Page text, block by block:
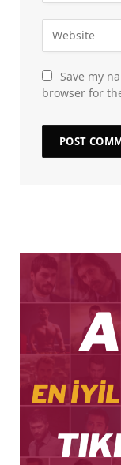
Save my
browser for